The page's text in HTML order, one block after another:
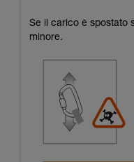
Se il carico è spostato
minore.